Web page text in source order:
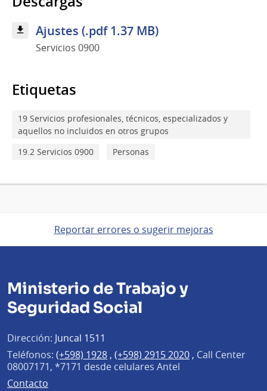
Ajustes (.pdf 1.37 MB)
Servicios 0900
Etiquetas
19 Servicios profesionales, técnicos, especializados y
aquellos no incluidos en otros grupos
19.2 Servicios 0900
Personas
Reportar errores o sugerir mejoras
Ministerio de Trabajo y
Seguridad Social
Dirección: Juncal 1511
Teléfonos: (+598) 1928 , (+598) 2915 2020 , Call Center
08007171, *7171 desde celulares Antel
Contacto